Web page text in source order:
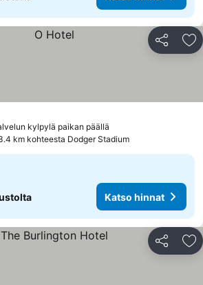
Jaa
kylpylä paikan päällä
km kohteesta Dodger Stadium
Katso hinnat
Jaa